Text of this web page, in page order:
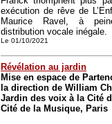
exécution de rêve de
Maurice Ravel, à
distribution vocale inégale.
Le 01/10/2021
Révélation au jardin
Mise en espace de
la direction de William
Jardin des voix à la Cité
Cité de la Musique, Paris